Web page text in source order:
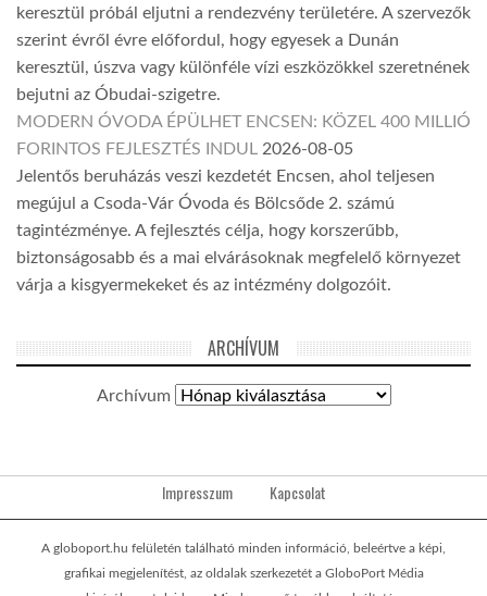
keresztül próbál eljutni a rendezvény területére. A szervezők
szerint évről évre előfordul, hogy egyesek a Dunán
keresztül, úszva vagy különféle vízi eszközökkel szeretnének
bejutni az Óbudai-szigetre.
MODERN ÓVODA ÉPÜLHET ENCSEN: KÖZEL 400 MILLIÓ
FORINTOS FEJLESZTÉS INDUL 2026-08-05
Jelentős beruházás veszi kezdetét Encsen, ahol teljesen
megújul a Csoda-Vár Óvoda és Bölcsőde 2. számú
tagintézménye. A fejlesztés célja, hogy korszerűbb,
biztonságosabb és a mai elvárásoknak megfelelő környezet
várja a kisgyermekeket és az intézmény dolgozóit.
ARCHÍVUM
Archívum
Impresszum Kapcsolat
A globoport.hu felületén található minden információ, beleértve a képi,
grafikai megjelenítést, az oldalak szerkezetét a GloboPort Média